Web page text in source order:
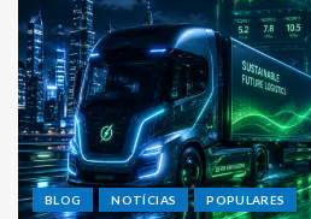
BLOG NOTÍCIAS POPULARES